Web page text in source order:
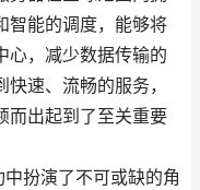
智能的调度，能够将
心，减少数据传输的
速、流畅的服务，
而出起到了至关重要
扮演了不可或缺的角